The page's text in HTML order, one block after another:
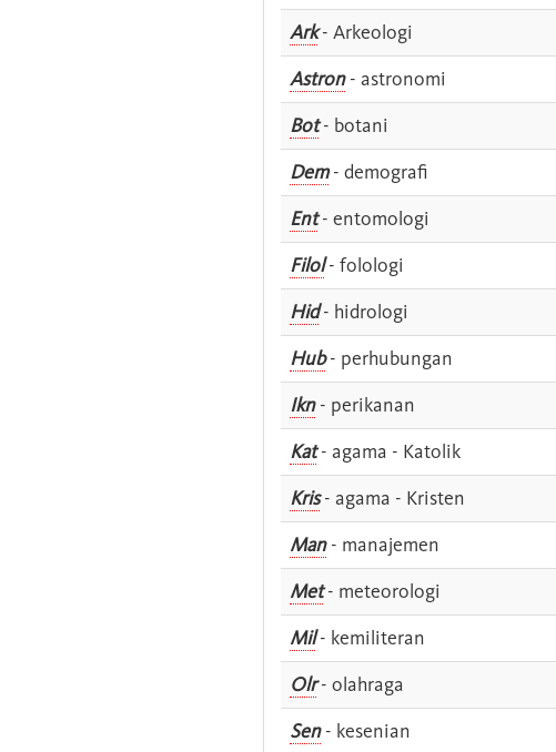
Ark- Arkeologi
Astron- astronomi
Bot- botani
Dem- demografi
Ent- entomologi
Filol- folologi
Hid- hidrologi
Hub- perhubungan
Ikn- perikanan
Kat- agama - Katolik
Kris- agama - Kristen
Man- manajemen
Met- meteorologi
Mil- kemiliteran
Olr- olahraga
Sen- kesenian